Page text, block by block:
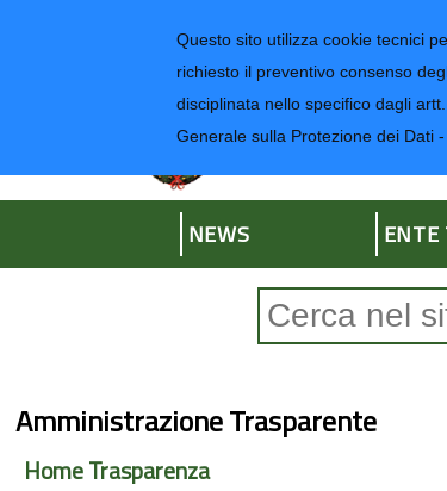
Questo sito utilizza cookie tecnici
richiesto il preventivo consenso
disciplinata nello specifico dagli
Generale sulla Protezione dei Dati
Regione Liguria
Provincia
NEWS ENTE
Amministrazione Trasparente
Home Trasparenza